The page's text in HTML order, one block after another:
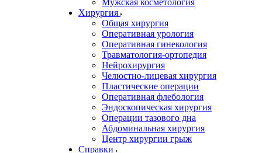
Мужская косметология
Хирургия
Общая хирургия
Оперативная урология
Оперативная гинекология
Травматология-ортопедия
Нейрохирургия
Челюстно-лицевая хирургия
Пластические операции
Оперативная флебология
Эндоскопическая хирургия
Операции тазового дна
Абдоминальная хирургия
Центр хирургии грыж
Справки